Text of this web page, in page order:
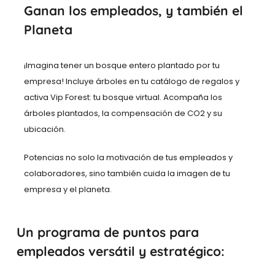
también desde la App. Navegación en 8
idiomas diferentes.
Ganan los empleados, y también el
Planeta
¡Imagina tener un bosque entero plantado por tu
empresa! Incluye árboles en tu catálogo de regalos y
activa Vip Forest: tu bosque virtual. Acompaña los
árboles plantados, la compensación de CO2 y su
ubicación.
Potencias no solo la motivación de tus empleados y
colaboradores, sino también cuida la imagen de tu
empresa y el planeta.
Un programa de puntos para
empleados versátil y estratégico: